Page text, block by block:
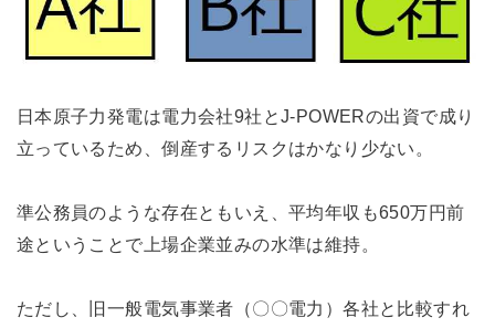
日本原子力発電は電力会社9社とJ-POWERの出資で成り
立っているため、倒産するリスクはかなり少ない。
準公務員のような存在ともいえ、平均年収も650万円前
途ということで上場企業並みの水準は維持。
ただし、旧一般電気事業者（〇〇電力）各社と比較すれ